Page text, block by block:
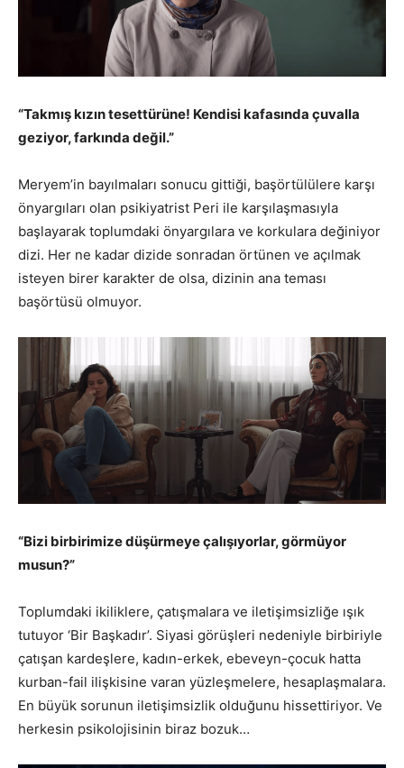
“Takmış kızın tesettürüne! Kendisi kafasında çuvalla
geziyor, farkında değil.”
Meryem’in bayılmaları sonucu gittiği, başörtülülere karşı
önyargıları olan psikiyatrist Peri ile karşılaşmasıyla
başlayarak toplumdaki önyargılara ve korkulara değiniyor
dizi. Her ne kadar dizide sonradan örtünen ve açılmak
isteyen birer karakter de olsa, dizinin ana teması
başörtüsü olmuyor.
“Bizi birbirimize düşürmeye çalışıyorlar, görmüyor
musun?”
Toplumdaki ikiliklere, çatışmalara ve iletişimsizliğe ışık
tutuyor ‘Bir Başkadır’. Siyasi görüşleri nedeniyle birbiriyle
çatışan kardeşlere, kadın-erkek, ebeveyn-çocuk hatta
kurban-fail ilişkisine varan yüzleşmelere, hesaplaşmalara.
En büyük sorunun iletişimsizlik olduğunu hissettiriyor. Ve
herkesin psikolojisinin biraz bozuk…